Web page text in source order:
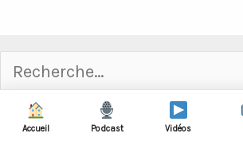
Rechercher :
Accueil Podcast Vidéos